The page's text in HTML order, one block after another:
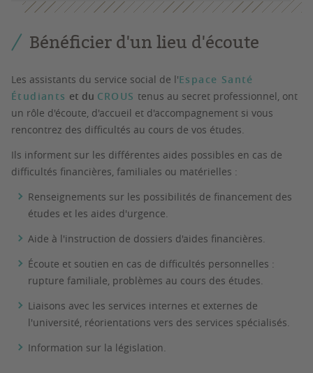
Bénéficier d'un lieu d'écoute
Les assistants du service social de l'Espace Santé
Étudiants et du CROUS tenus au secret professionnel, ont
un rôle d'écoute, d'accueil et d'accompagnement si vous
rencontrez des difficultés au cours de vos études.
Ils informent sur les différentes aides possibles en cas de
difficultés financières, familiales ou matérielles :
Renseignements sur les possibilités de financement des
études et les aides d'urgence.
Aide à l'instruction de dossiers d'aides financières.
Écoute et soutien en cas de difficultés personnelles :
rupture familiale, problèmes au cours des études.
Liaisons avec les services internes et externes de
l'université, réorientations vers des services spécialisés.
Information sur la législation.